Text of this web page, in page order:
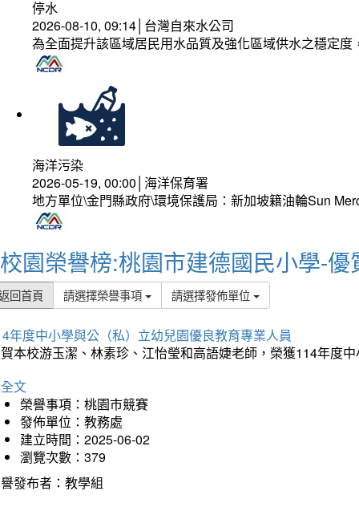
停水
2026-08-10, 09:14│台灣自來水公司
為全面提升該區域居民用水品質及強化區域供水之穩定
海洋污染
2026-05-19, 00:00│海洋保育署
地方單位\金門縣政府\環境保護局：新加坡籍油輪Sun
校園榮譽榜:桃園市建德國民小學-優
回首頁 請選擇榮譽事項 請選擇發佈單位
年度中小學與公（私）立幼兒園優良教育專業人員
本校游玉潔、林素珍、江怡瑩和高語婕老師，榮獲114年度
文
榮譽事項：桃園市競賽
發佈單位：教務處
建立時間：2025-06-02
瀏覽次數：379
發布者：教學組